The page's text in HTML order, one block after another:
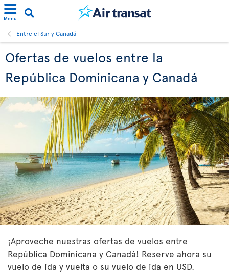
Menu
Entre el Sur y Canadá
Ofertas de vuelos entre la
República Dominicana y Canadá
¡Aproveche nuestras ofertas de vuelos entre
República Dominicana y Canadá! Reserve ahora su
vuelo de ida y vuelta o su vuelo de ida en USD.